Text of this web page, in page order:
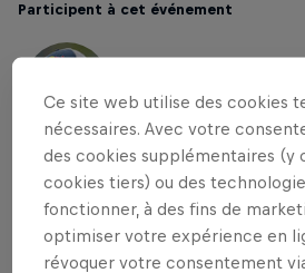
Participent à cet événement
Royaume-Uni
Événements associés
Ce site web utilise des cookies
nécessaires. Avec votre
des cookies supplémentaires (y
cookies tiers) ou des
fonctionner, à des fins de
optimiser votre expérience en
révoquer votre consentement